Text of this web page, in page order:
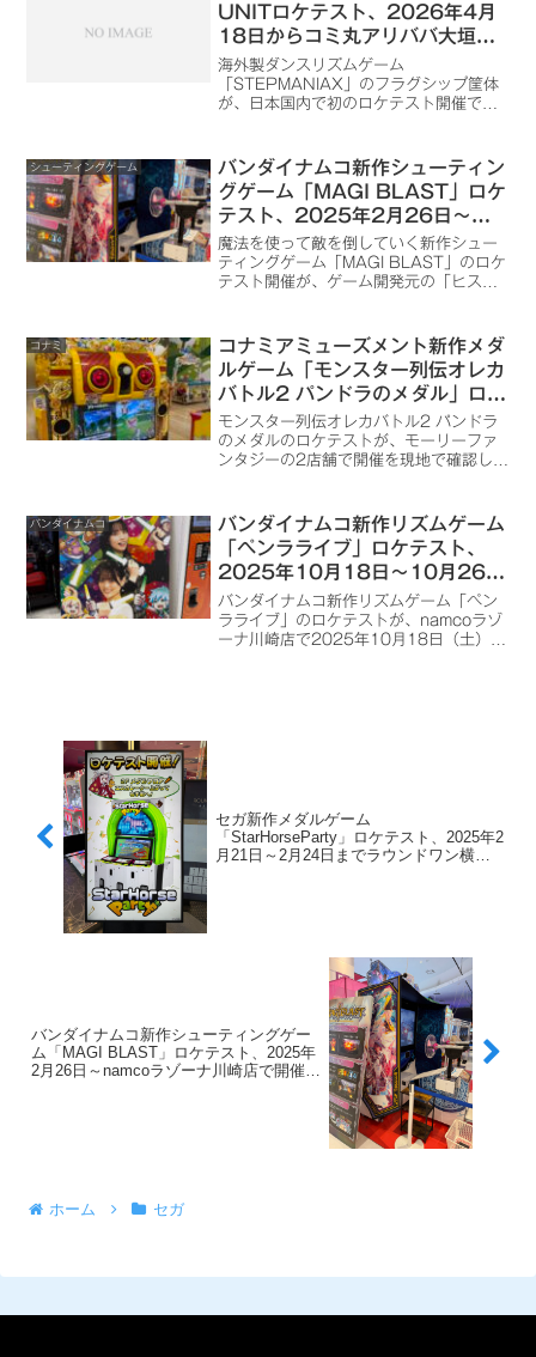
UNITロケテスト、2026年4月
18日からコミ丸アリババ大垣店
で開催
海外製ダンスリズムゲーム
「STEPMANIAX」のフラグシップ筐体
が、日本国内で初のロケテスト開催で
シューティングゲーム
バンダイナムコ新作シューティン
グゲーム「MAGI BLAST」ロケ
テスト、2025年2月26日～
namcoラゾーナ川崎店で開催が
判明
魔法を使って敵を倒していく新作シュー
ティングゲーム「MAGI BLAST」のロケ
テスト開催が、ゲーム開発元の「ヒスト
コナミ
コナミアミューズメント新作メダ
ルゲーム「モンスター列伝オレカ
バトル2 パンドラのメダル」ロケ
テスト、モーリーファンタジー柏
店・モーリーファンタジー川口前
川店で開催が判明（期間は不明）
モンスター列伝オレカバトル2 パンドラ
のメダルのロケテストが、モーリーファ
ンタジーの2店舗で開催を現地で確認しま
バンダイナムコ
バンダイナムコ新作リズムゲーム
「ペンラライブ」ロケテスト、
2025年10月18日～10月26日
までnamcoラゾーナ川崎店で開
催
バンダイナムコ新作リズムゲーム「ペン
ラライブ」のロケテストが、namcoラゾ
ーナ川崎店で2025年10月18日（土）か
セガ新作メダルゲーム
「StarHorseParty」ロケテスト、2025年2
月21日～2月24日までラウンドワン横浜
バンダイナムコ新作シューティングゲー
ム「MAGI BLAST」ロケテスト、2025年
2月26日～namcoラゾーナ川崎店で開催が
ホーム セガ